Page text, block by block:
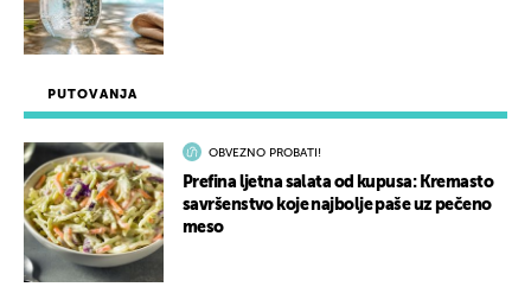
PUTOVANJA
OBVEZNO PROBATI!
Prefina ljetna salata od kupusa: Kremasto
savršenstvo koje najbolje paše uz pečeno
meso